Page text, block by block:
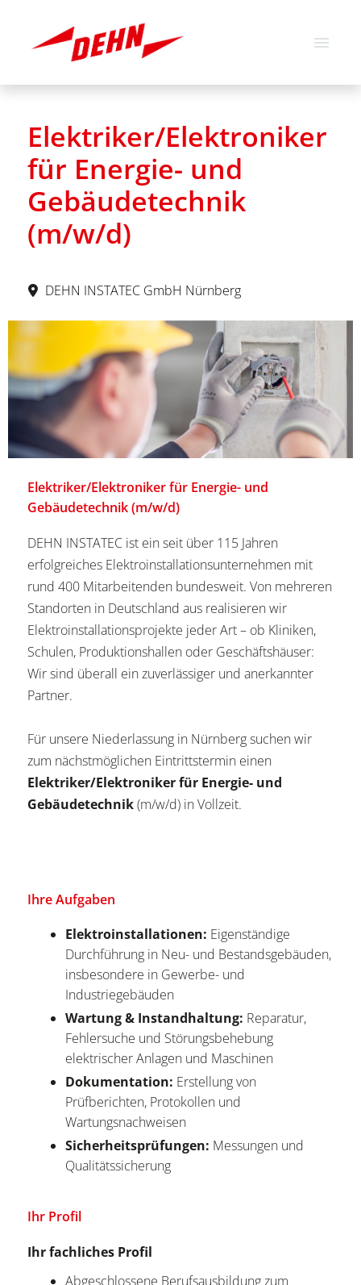
Stellenangebote
Über uns
Unsere Werte
Elektriker/Elektroniker
für Energie- und
Gebäudetechnik
(m/w/d)
DEHN INSTATEC GmbH Nürnberg
Elektriker/Elektroniker für Energie- und
Gebäudetechnik (m/w/d)
DEHN INSTATEC ist ein seit über 115 Jahren
erfolgreiches Elektroinstallationsunternehmen mit
rund 400 Mitarbeitenden bundesweit. Von mehreren
Standorten in Deutschland aus realisieren wir
Elektroinstallationsprojekte jeder Art – ob Kliniken,
Schulen, Produktionshallen oder Geschäftshäuser:
Wir sind überall ein zuverlässiger und anerkannter
Partner.
Für unsere Niederlassung in Nürnberg suchen wir
zum nächstmöglichen Eintrittstermin einen
Elektriker/Elektroniker für Energie- und
Gebäudetechnik(m/w/d) in Vollzeit.
Ihre Aufgaben
Elektroinstallationen: Eigenständige
Durchführung in Neu- und Bestandsgebäuden,
insbesondere in Gewerbe- und
Industriegebäuden
Wartung & Instandhaltung: Reparatur,
Fehlersuche und Störungsbehebung
elektrischer Anlagen und Maschinen
Dokumentation: Erstellung von
Prüfberichten, Protokollen und
Wartungsnachweisen
Sicherheitsprüfungen: Messungen und
Qualitätssicherung
Ihr Profil
Ihr fachliches Profil
Abgeschlossene Berufsausbildung zum